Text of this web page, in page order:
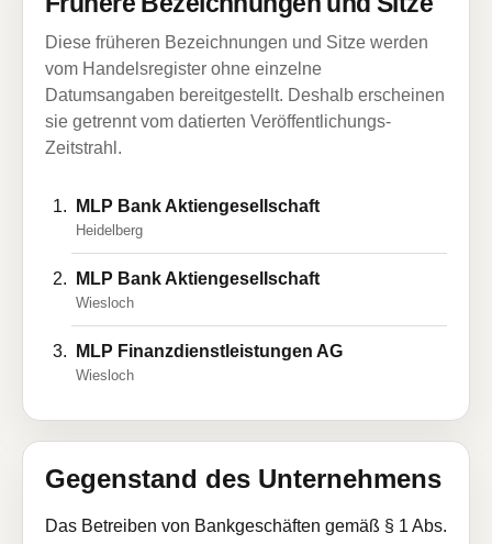
Diese früheren Bezeichnungen und Sitze werden
vom Handelsregister ohne einzelne
Datumsangaben bereitgestellt. Deshalb erscheinen
sie getrennt vom datierten Veröffentlichungs-
Zeitstrahl.
MLP Bank AktiengeselIschaft
Heidelberg
MLP Bank AktiengeselIschaft
Wiesloch
MLP Finanzdienstleistungen AG
Wiesloch
Gegenstand des Unternehmens
Das Betreiben von Bankgeschäften gemäß § 1 Abs.